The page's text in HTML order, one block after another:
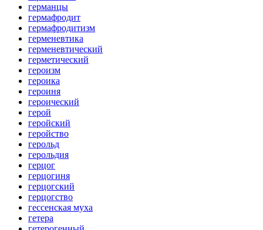
германцы
гермафродит
гермафродитизм
герменевтика
герменевтический
герметический
героизм
героика
героиня
героический
герой
геройский
геройство
герольд
герольдия
герцог
герцогиня
герцогский
герцогство
гессенская муха
гетера